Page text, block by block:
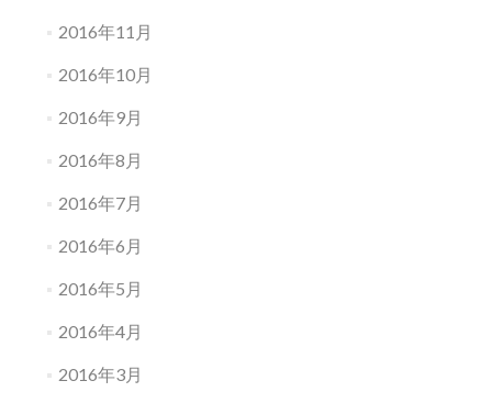
2016年11月
2016年10月
2016年9月
2016年8月
2016年7月
2016年6月
2016年5月
2016年4月
2016年3月